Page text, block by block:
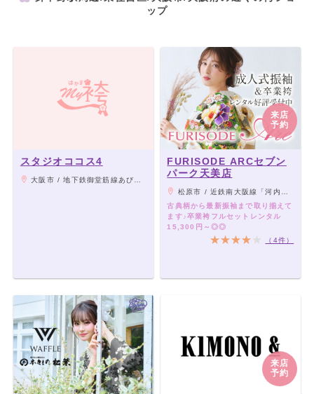
ップ
スタジオココス4
大阪市 / 地下鉄御堂筋線あびこ駅徒歩3分
来店
予約
FURISODE ARCセブン
パーク天美店
松原市 / 近鉄南大阪線「河内天美」駅より徒歩15分
古典柄から最新振袖まで取り揃えて
ます♪卒業袴フルセットレンタル
15,300円～◎◎
（4件）
来店
予約